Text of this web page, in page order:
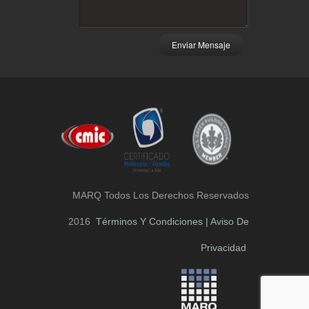
Enviar Mensaje
MARQ Todos Los Derechos Reservados
2016 Términos Y Condiciones | Aviso De
Privacidad